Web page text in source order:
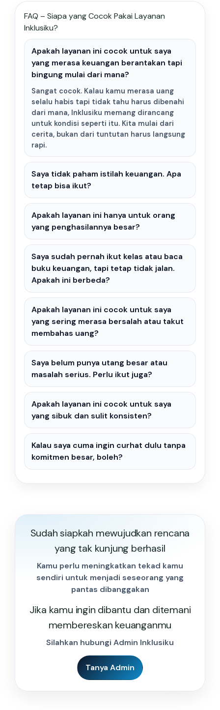
FAQ – Siapa yang Cocok Pakai Layanan
Inklusiku?
Apakah layanan ini cocok untuk saya
yang merasa keuangan berantakan tapi
bingung mulai dari mana?
Sangat cocok. Kalau kamu merasa uang
selalu habis tapi tidak tahu harus dibenahi
dari mana, Inklusiku memang dirancang
untuk kondisi seperti itu. Kita mulai dari
cerita, bukan dari tuntutan harus langsung
rapi.
Saya tidak paham istilah keuangan. Apa
tetap bisa ikut?
Apakah layanan ini hanya untuk orang
yang penghasilannya besar?
Saya sudah pernah ikut kelas atau baca
buku keuangan, tapi tetap tidak jalan.
Apakah ini berbeda?
Apakah layanan ini cocok untuk saya
yang sering merasa bersalah atau takut
membahas uang?
Saya belum punya utang besar atau
masalah serius. Perlu ikut juga?
Apakah layanan ini cocok untuk saya
yang sibuk dan sulit konsisten?
Kalau saya cuma ingin curhat dulu tanpa
komitmen besar, boleh?
Sudah siapkah mewujudkan rencana
yang tak kunjung berhasil
Kamu perlu meningkatkan tekad kamu
sendiri untuk menjadi seseorang yang
pantas dibanggakan
Jika kamu ingin dibantu dan ditemani
membereskan keuanganmu
Silahkan hubungi Admin Inklusiku
Tanya Admin